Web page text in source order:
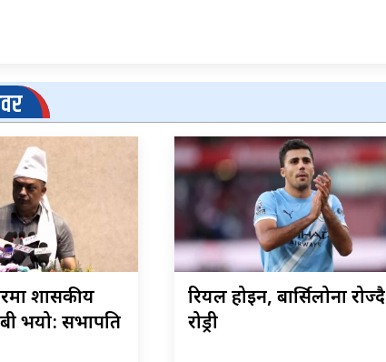
शासकीय
भयो: सभापति
रियल होइन, बार्सिलोना रोज्दै
रोड्री